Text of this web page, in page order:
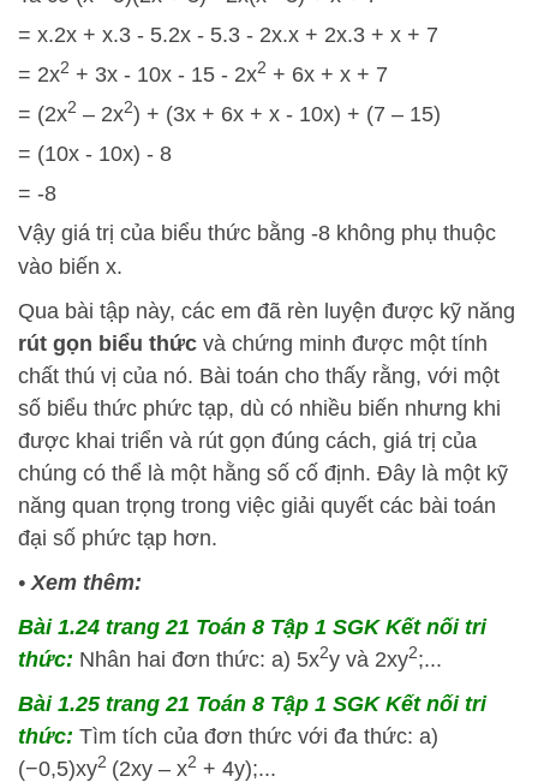
= x.2x + x.3 - 5.2x - 5.3 - 2x.x + 2x.3 + x + 7
= 2x2 + 3x - 10x - 15 - 2x2 + 6x + x + 7
= (2x2 – 2x2) + (3x + 6x + x - 10x) + (7 – 15)
= (10x - 10x) - 8
= -8
Vậy giá trị của biểu thức bằng -8 không phụ thuộc
vào biến x.
Qua bài tập này, các em đã rèn luyện được kỹ năng
rút gọn biểu thức và chứng minh được một tính
chất thú vị của nó. Bài toán cho thấy rằng, với một
số biểu thức phức tạp, dù có nhiều biến nhưng khi
được khai triển và rút gọn đúng cách, giá trị của
chúng có thể là một hằng số cố định. Đây là một kỹ
năng quan trọng trong việc giải quyết các bài toán
đại số phức tạp hơn.
•Xem thêm:
Bài 1.24 trang 21 Toán 8 Tập 1 SGK Kết nối tri
thức: Nhân hai đơn thức: a) 5x2y và 2xy2;...
Bài 1.25 trang 21 Toán 8 Tập 1 SGK Kết nối tri
thức: Tìm tích của đơn thức với đa thức: a)
(−0,5)xy2 (2xy – x2 + 4y);...